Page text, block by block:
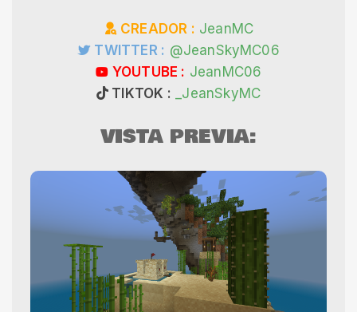
CREADOR : JeanMC
TWITTER : @JeanSkyMC06
YOUTUBE : JeanMC06
TIKTOK :
_JeanSkyMC
VISTA PREVIA: